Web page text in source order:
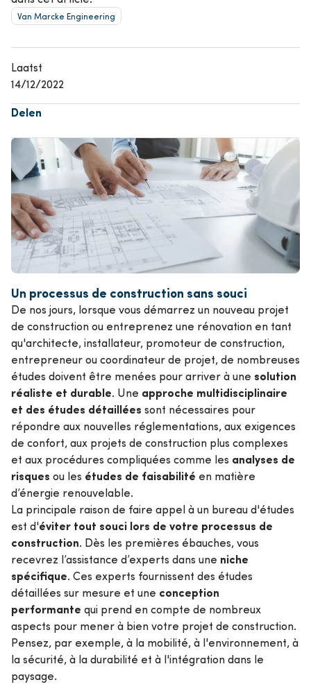
Van Marcke Engineering
Laatst
14/12/2022
Delen
Image
Un processus de construction sans souci
De nos jours, lorsque vous démarrez un nouveau projet
de construction ou entreprenez une rénovation en tant
qu'architecte, installateur, promoteur de construction,
entrepreneur ou coordinateur de projet, de nombreuses
études doivent être menées pour arriver à une solution
réaliste et durable. Une approche multidisciplinaire
et des études détaillées sont nécessaires pour
répondre aux nouvelles réglementations, aux exigences
de confort, aux projets de construction plus complexes
et aux procédures compliquées comme les analyses de
risques ou les études de faisabilité en matière
d’énergie renouvelable.
La principale raison de faire appel à un bureau d'études
est d'éviter tout souci lors de votre processus de
construction. Dès les premières ébauches, vous
recevrez l’assistance d’experts dans une niche
spécifique. Ces experts fournissent des études
détaillées sur mesure et une conception
performante qui prend en compte de nombreux
aspects pour mener à bien votre projet de construction.
Pensez, par exemple, à la mobilité, à l'environnement, à
la sécurité, à la durabilité et à l'intégration dans le
paysage.